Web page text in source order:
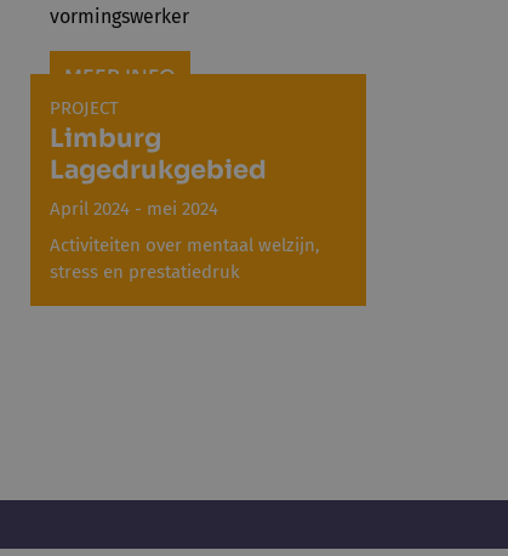
vormingswerker
MEER INFO
PROJECT
Limburg
Lagedrukgebied
April 2024 - mei 2024
Activiteiten over mentaal welzijn,
stress en prestatiedruk